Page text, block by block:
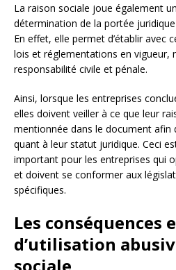
La raison sociale joue également
détermination de la portée
En effet, elle permet d’établir avec
lois et réglementations en vigueur,
responsabilité civile et pénale.
Ainsi, lorsque les entreprises
elles doivent veiller à ce que leur
mentionnée dans le document afin
quant à leur statut juridique. Ceci
important pour les entreprises qui
et doivent se conformer aux
spécifiques.
Les conséquences
d’utilisation
sociale